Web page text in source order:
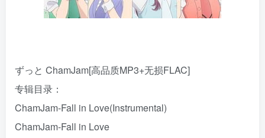
ずっと ChamJam[高品质MP3+无损FLAC]
专辑目录：
ChamJam-Fall in Love(Instrumental)
ChamJam-Fall in Love